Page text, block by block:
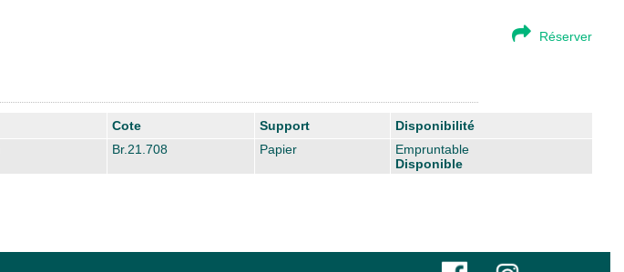
Réserver
Cote Support
Disponibilité
Br.21.708 Papier
Empruntable
Disponible